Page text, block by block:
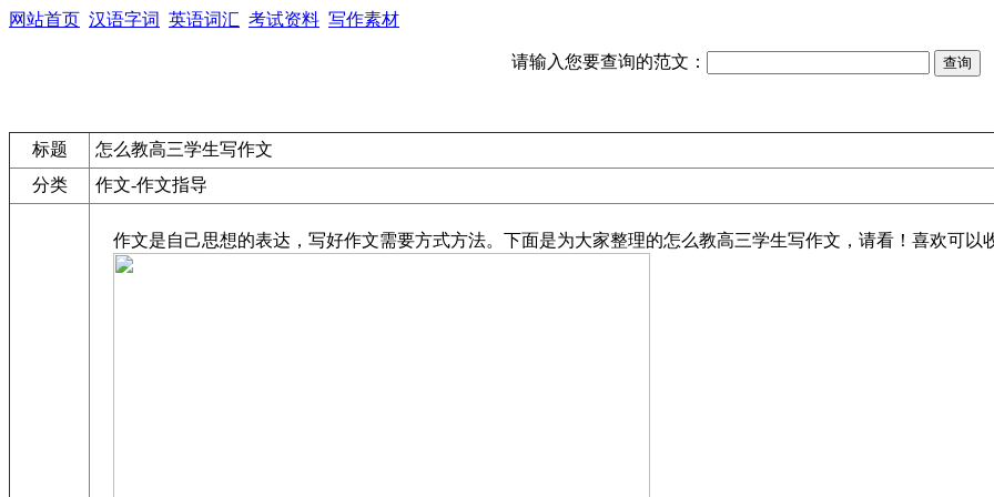
网站首页 汉语字词 英语词汇 考试资料 写作素材
请输入您要查询的范文：
标题
怎么教高三学生写作文
分类
作文-作文指导
作文是自己思想的表达，写好作文需要方式方法。下面是为大家整理的怎么教高三学生写作文，请看！喜欢可以